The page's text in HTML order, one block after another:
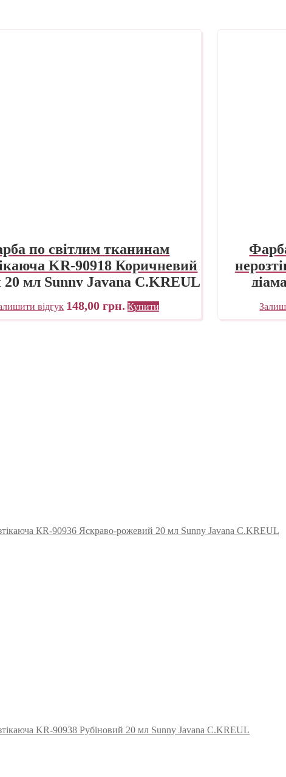
по світлим тканинам
KR-90918 Коричневий
20 мл Sunny Javana C.KREUL
відгук 148,00грн. Купити
КR-90936 Яскраво-рожевий 20 мл Sunny Javana C.KREUL
KR-90938 Рубіновий 20 мл Sunny Javana C.KREUL